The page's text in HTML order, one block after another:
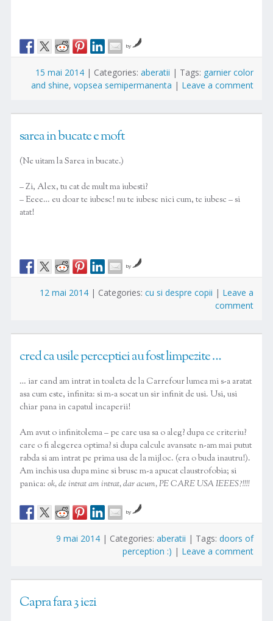
by
15 mai 2014 | Categories:aberatii | Tags: garnier color
and shine,vopsea semipermanenta | Leave a comment
sarea in bucate e moft
(Ne uitam la Sarea in bucate.)
– Zi, Alex, tu cat de mult ma iubesti?
– Eeee… eu doar te iubesc! nu te iubesc nici cum, te iubesc – si
atat!
by
12 mai 2014 | Categories:cu si despre copii | Leave a
comment
cred ca usile perceptiei au fost limpezite …
… iar cand am intrat in toaleta de la Carrefour lumea mi s-a aratat
asa cum este, infinita: si m-a socat un sir infinit de usi. Usi, usi
chiar pana in capatul incaperii!
Am avut o infinitolema – pe care usa sa o aleg? dupa ce criteriu?
care o fi alegerea optima? si dupa calcule avansate n-am mai putut
rabda si am intrat pe prima usa de la mijloc. (era o buda inautru!).
Am inchis usa dupa mine si brusc m-a apucat claustrofobia; si
panica: ok, de intrat am intrat, dar acum, PE CARE USA IEEES?!!!!
by
9 mai 2014 | Categories:aberatii | Tags:doors of
perception :) | Leave a comment
Capra fara 3 iezi